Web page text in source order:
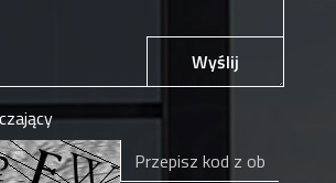
Wyślij